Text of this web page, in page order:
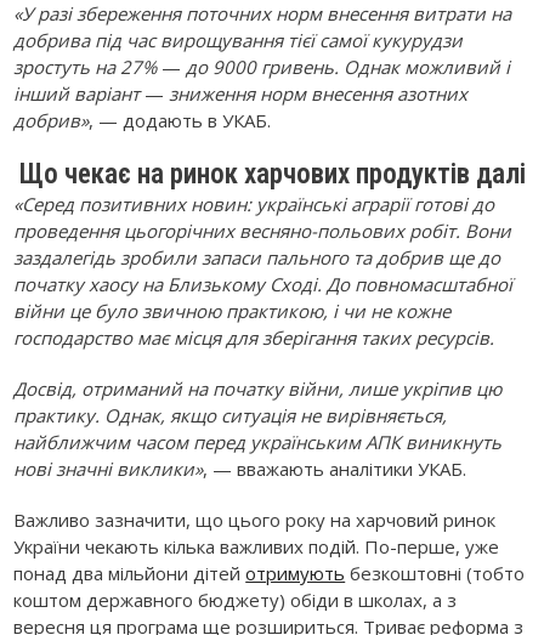
«У разі збереження поточних норм внесення витрати на
добрива під час вирощування тієї самої кукурудзи
зростуть на 27% — до 9000 гривень. Однак можливий і
інший варіант— зниження норм внесення азотних
добрив», — додають в УКАБ.
Що чекає на ринок харчових продуктів далі
«Серед позитивних новин: українські аграрії готові до
проведення цьогорічних весняно-польових робіт. Вони
заздалегідь зробили запаси пального та добрив ще до
початку хаосу на Близькому Сході. До повномасштабної
війни це було звичною практикою, і чи не кожне
господарство має місця для зберігання таких ресурсів.
Досвід, отриманий на початку війни, лише укріпив цю
практику. Однак, якщо ситуація не вирівняється,
найближчим часом перед українським АПК виникнуть
нові значні виклики», — вважають аналітики УКАБ.
Важливо зазначити, що цього року на харчовий ринок
України чекають кілька важливих подій. По-перше, уже
понад два мільйони дітейотримують безкоштовні (тобто
коштом державного бюджету) обіди в школах, а з
вересня ця програма ще розшириться. Триває реформа з